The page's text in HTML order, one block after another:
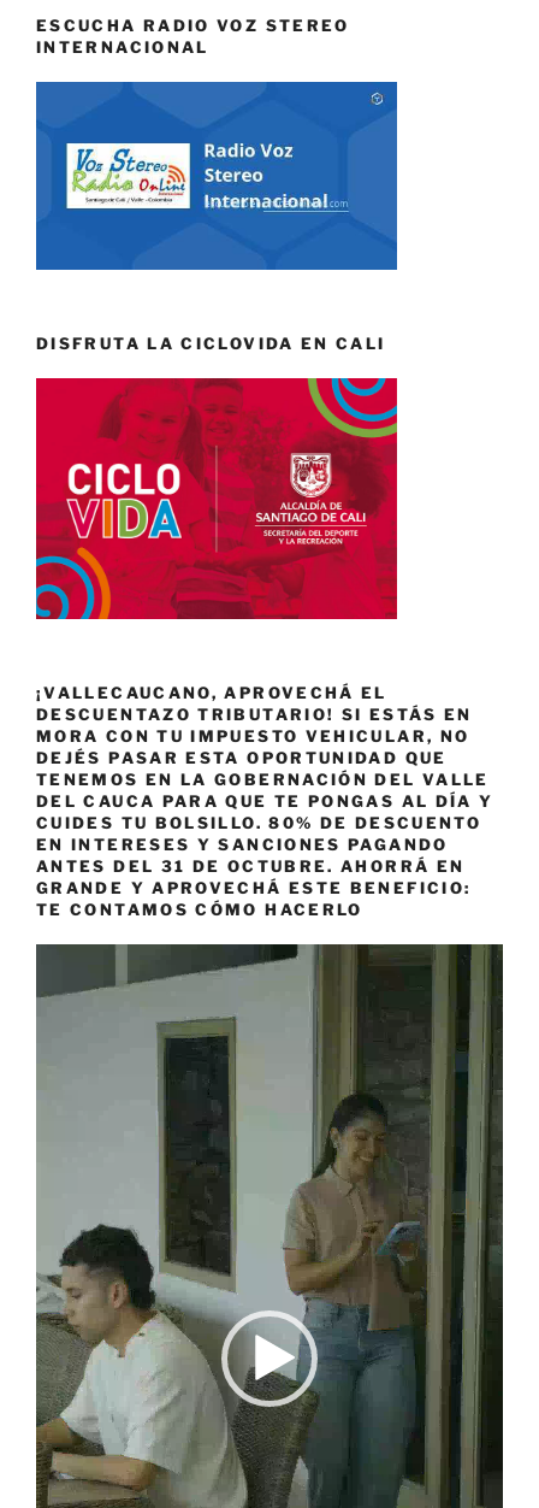
ESCUCHA RADIO VOZ STEREO
INTERNACIONAL
DISFRUTA LA CICLOVIDA EN CALI
¡VALLECAUCANO, APROVECHÁ EL
DESCUENTAZO TRIBUTARIO! SI ESTÁS EN
MORA CON TU IMPUESTO VEHICULAR, NO
DEJÉS PASAR ESTA OPORTUNIDAD QUE
TENEMOS EN LA GOBERNACIÓN DEL VALLE
DEL CAUCA PARA QUE TE PONGAS AL DÍA Y
CUIDES TU BOLSILLO. 80% DE DESCUENTO
EN INTERESES Y SANCIONES PAGANDO
ANTES DEL 31 DE OCTUBRE. AHORRÁ EN
GRANDE Y APROVECHÁ ESTE BENEFICIO:
TE CONTAMOS CÓMO HACERLO